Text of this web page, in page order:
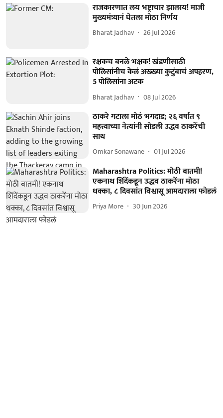
राजकारणात लय भष्ट्राचार झालाय! माजी
मुख्यमंत्र्यानं घेतला मोठा निर्णय
Bharat Jadhav 26 Jul 2026
रक्षकच बनले भक्षक! खंडणीसाठी
पोलिसांनीच केलं अख्ख्या कुटुंबाचं अपहरण,
5 पोलिसांना अटक
Bharat Jadhav 08 Jul 2026
ठाकरे गटाला मोठं भगदाड; २६ वर्षात ९
महत्त्वाच्या नेत्यांनी सोडली उद्धव ठाकरेंची
साथ
Omkar Sonawane 01 Jul 2026
Maharashtra Politics: मोठी बातमी!
एकनाथ शिंदेंकडून उद्धव ठाकरेंना मोठा
धक्का, ८ दिवसांत विश्वासू आमदाराला फोडलं
Priya More 30 Jun 2026